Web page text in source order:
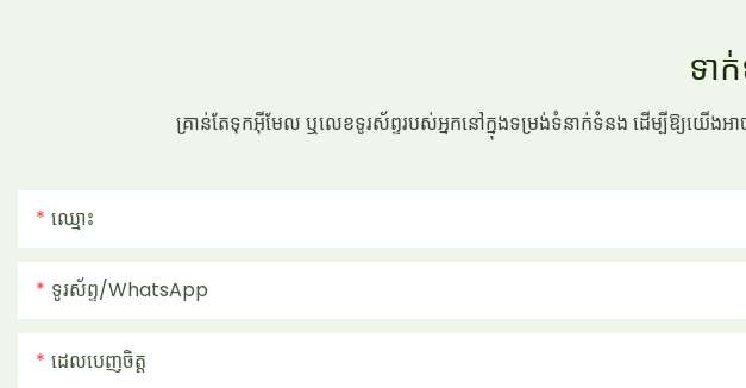
ទា
គ្រាន់តែទុកអ៊ីមែល ឬលេខទូរស័ព្ទរបស់អ្នកនៅក្នុងទម្រង់ទំនាក់ទំនង ដើម្បីឱ្យយើងអា
ឈ្មោះ
ទូរស័ព្ទ/whatsApp
ដេលបេញចិត្ដ